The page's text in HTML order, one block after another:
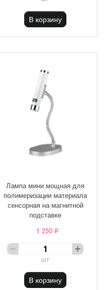
В корзину
Лампа мини мощная для
полимеризации материала
сенсорная на магнитной
подставке
1 250 ₽
шт
В корзину